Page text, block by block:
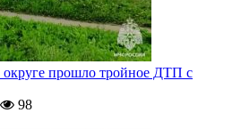
округе прошло тройное ДТП с
98